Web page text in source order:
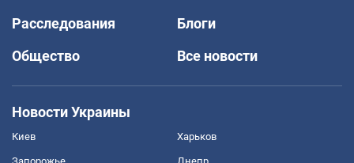
Расследования
Блоги
Общество
Все новости
Новости Украины
Киев Харьков